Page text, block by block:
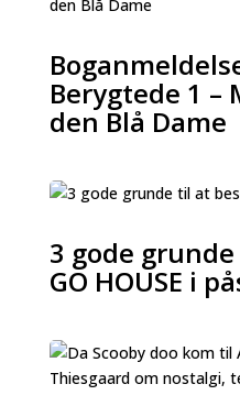
Berygtede 1 –
den Blå Dame
3 gode
GO HOUSE i